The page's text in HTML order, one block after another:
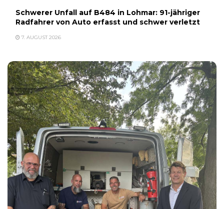
Schwerer Unfall auf B484 in Lohmar: 91-jähriger
Radfahrer von Auto erfasst und schwer verletzt
7. AUGUST 2026